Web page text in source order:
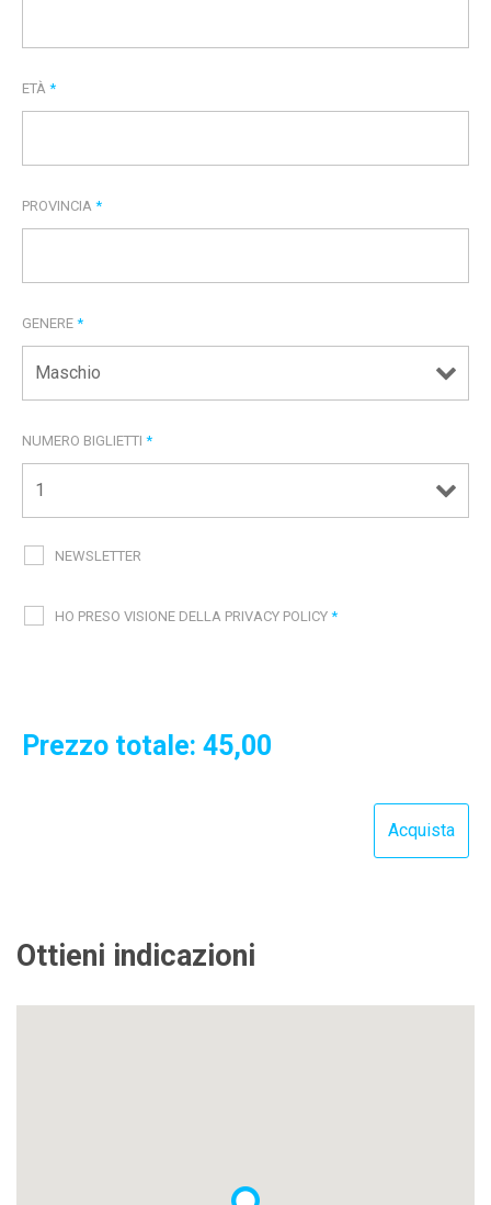
ETÀ *
PROVINCIA *
GENERE *
NUMERO BIGLIETTI *
NEWSLETTER
HO PRESO VISIONE DELLA PRIVACY POLICY *
Prezzo totale: 45,00
Ottieni indicazioni